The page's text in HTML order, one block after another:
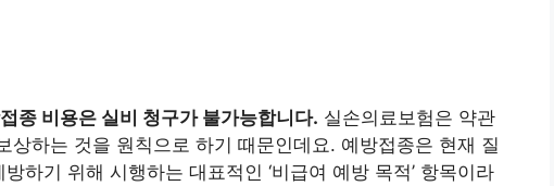
종 비용은 실비 청구가 불가능합니다. 실손의료보험은 약관
상하는 것을 원칙으로 하기 때문인데요. 예방접종은 현재 질
하기 위해 시행하는 대표적인 ‘비급여 예방 목적’ 항목이라